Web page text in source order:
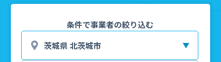
条件で事業者の絞り込む